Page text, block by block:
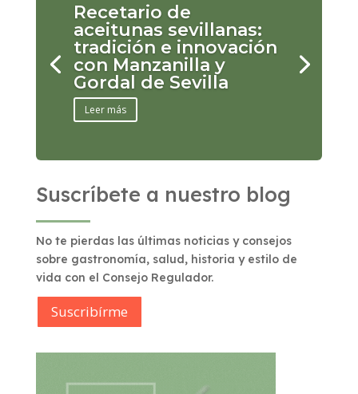
Recetario de
aceitunas sevillanas:
tradición e innovación
con Manzanilla y
Gordal de Sevilla
Leer más
Suscríbete a nuestro blog
No te pierdas las últimas noticias y consejos
sobre gastronomía, salud, historia y estilo de
vida con el Consejo Regulador.
Suscribírme